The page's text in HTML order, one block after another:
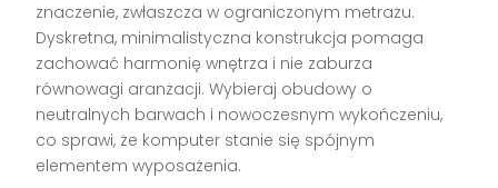
znaczenie, zwłaszcza w ograniczonym metrażu.
Dyskretna, minimalistyczna konstrukcja pomaga
zachować harmonię wnętrza i nie zaburza
równowagi aranżacji. Wybieraj obudowy o
neutralnych barwach i nowoczesnym wykończeniu,
co sprawi, że komputer stanie się spójnym
elementem wyposażenia.